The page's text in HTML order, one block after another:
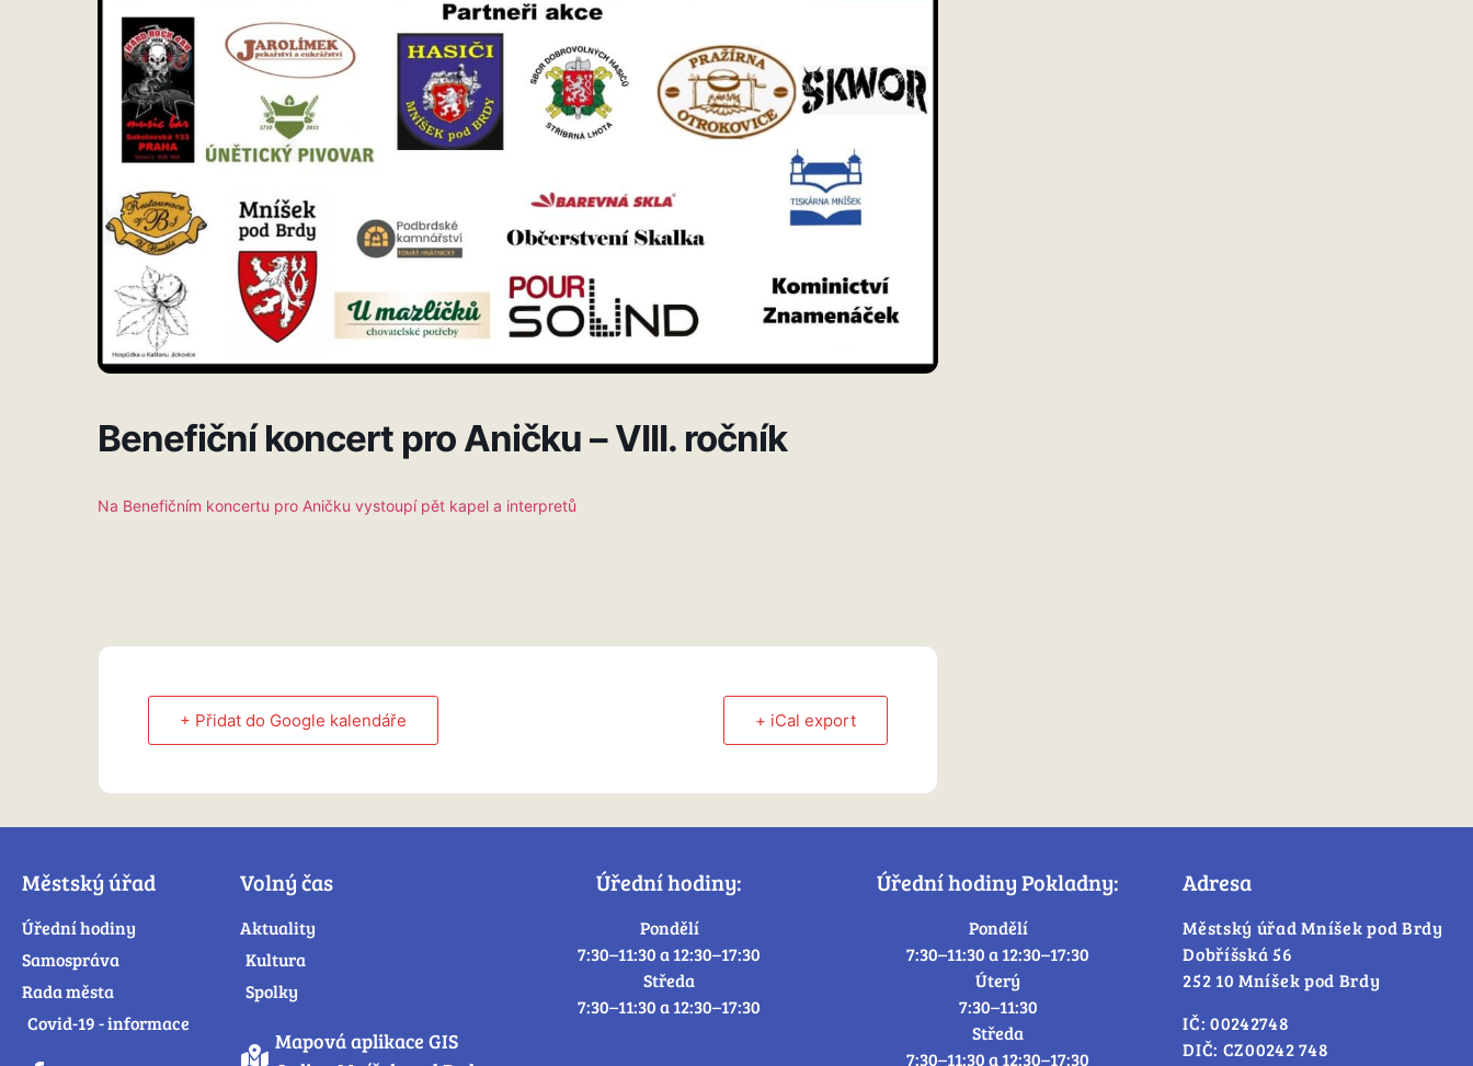
Benefiční koncert pro Aničku – VIII. ročník
Na Benefičním koncertu pro Aničku vystoupí pět kapel a interpretů
+ Přidat do Google kalendáře + iCal export
Městský úřad
Úřední hodiny
Samospráva
Rada města
Covid-19 - informace
Volný čas
Aktuality
Kultura
Spolky
Mapová aplikace GIS
Úřední hodiny:
Pondělí
7:30–11:30 a 12:30–17:30
Středa
7:30–11:30 a 12:30–17:30
Úřední hodiny Pokladny:
Pondělí
7:30–11:30 a 12:30–17:30
Úterý
7:30–11:30
Středa
7:30–11:30 a 12:30–17:30
Adresa
Městský úřad Mníšek pod Brdy
Dobříšská 56
252 10 Mníšek pod Brdy
IČ: 00242748
DIČ: CZ00242 748